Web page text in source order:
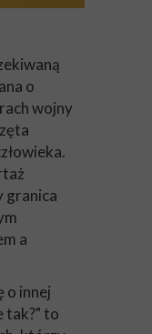
o
wojny
granica
a
o innej
tak?" to